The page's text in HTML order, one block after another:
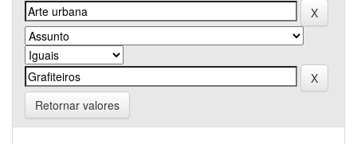
Retornar valores